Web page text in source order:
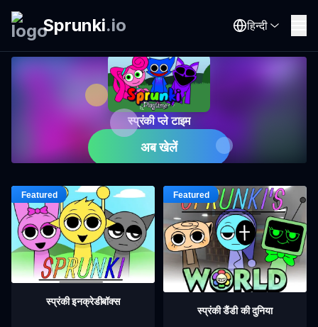
Sprunki.io हिन्दी
स्प्रंकी प्ले टाइम
अब खेलें
स्प्रंकी इनक्रेडीबॉक्स
स्प्रंकी डैंडी की दुनिया